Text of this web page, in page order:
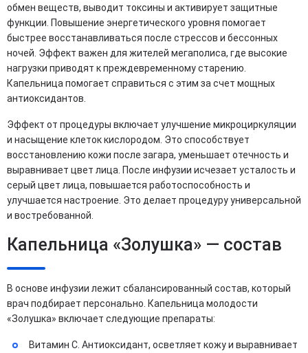
обмен веществ, выводит токсины и активирует защитные
функции. Повышение энергетического уровня помогает
быстрее восстанавливаться после стрессов и бессонных
ночей. Эффект важен для жителей мегаполиса, где высокие
нагрузки приводят к преждевременному старению.
Капельница помогает справиться с этим за счет мощных
антиоксидантов.
Эффект от процедуры включает улучшение микроциркуляции
и насыщение клеток кислородом. Это способствует
восстановлению кожи после загара, уменьшает отечность и
выравнивает цвет лица. После инфузии исчезает усталость и
серый цвет лица, повышается работоспособность и
улучшается настроение. Это делает процедуру универсальной
и востребованной.
Капельница «Золушка» — состав
В основе инфузии лежит сбалансированный состав, который
врач подбирает персонально. Капельница молодости
«Золушка» включает следующие препараты:
Витамин C. Антиоксидант, осветляет кожу и выравнивает